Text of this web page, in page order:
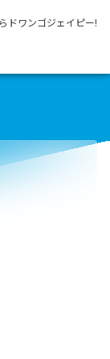
ドワンゴジェイピー!